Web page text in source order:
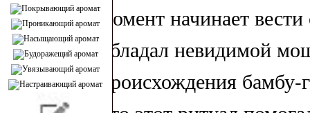
момент начинает
обладал невидимой
происхождения бамбу-